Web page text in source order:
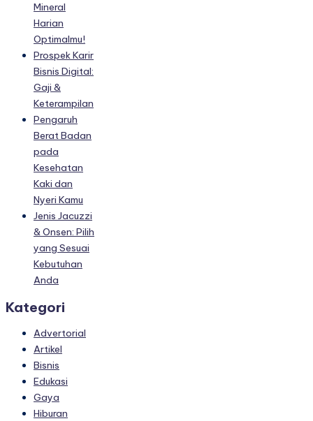
Mineral
Harian
Optimalmu!
Prospek Karir
Bisnis Digital:
Gaji &
Keterampilan
Pengaruh
Berat Badan
pada
Kesehatan
Kaki dan
Nyeri Kamu
Jenis Jacuzzi
& Onsen: Pilih
yang Sesuai
Kebutuhan
Anda
Kategori
Advertorial
Artikel
Bisnis
Edukasi
Gaya
Hiburan